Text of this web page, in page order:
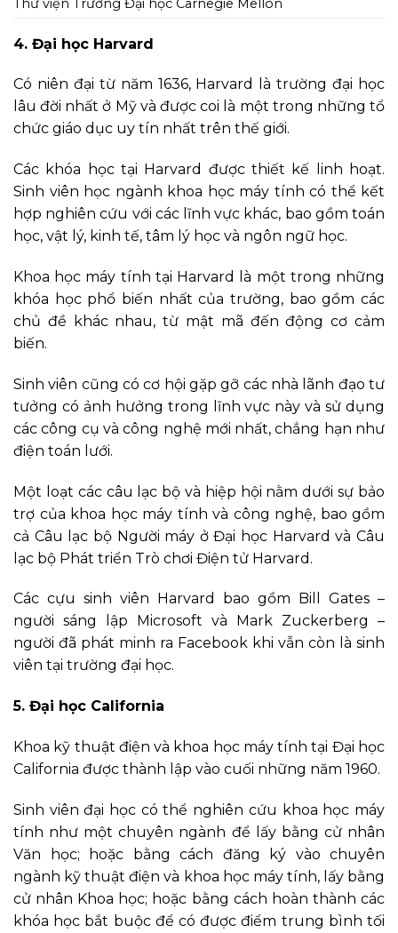
4. Đại học Harvard
Có niên đại từ năm 1636, Harvard là trường đại học
lâu đời nhất ở Mỹ và được coi là một trong những tổ
chức giáo dục uy tín nhất trên thế giới.
Các khóa học tại Harvard được thiết kế linh hoạt.
Sinh viên học ngành khoa học máy tính có thể kết
hợp nghiên cứu với các lĩnh vực khác, bao gồm toán
học, vật lý, kinh tế, tâm lý học và ngôn ngữ học.
Khoa học máy tính tại Harvard là một trong những
khóa học phổ biến nhất của trường, bao gồm các
chủ đề khác nhau, từ mật mã đến động cơ cảm
biến.
Sinh viên cũng có cơ hội gặp gỡ các nhà lãnh đạo tư
tưởng có ảnh hưởng trong lĩnh vực này và sử dụng
các công cụ và công nghệ mới nhất, chẳng hạn như
điện toán lưới.
Một loạt các câu lạc bộ và hiệp hội nằm dưới sự bảo
trợ của khoa học máy tính và công nghệ, bao gồm
cả Câu lạc bộ Người máy ở Đại học Harvard và Câu
lạc bộ Phát triển Trò chơi Điện tử Harvard.
Các cựu sinh viên Harvard bao gồm Bill Gates –
người sáng lập Microsoft và Mark Zuckerberg –
người đã phát minh ra Facebook khi vẫn còn là sinh
viên tại trường đại học.
5. Đại học California
Khoa kỹ thuật điện và khoa học máy tính tại Đại học
California được thành lập vào cuối những năm 1960.
Sinh viên đại học có thể nghiên cứu khoa học máy
tính như một chuyên ngành để lấy bằng cử nhân
Văn học; hoặc bằng cách đăng ký vào chuyên
ngành kỹ thuật điện và khoa học máy tính, lấy bằng
cử nhân Khoa học; hoặc bằng cách hoàn thành các
khóa học bắt buộc để có được điểm trung bình tối